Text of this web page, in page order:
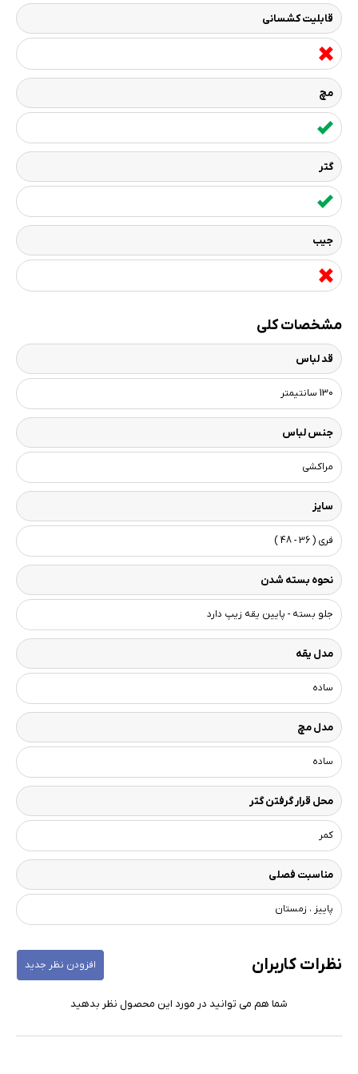
قابلیت کشسانی
مچ
گتر
جیب
مشخصات کلی
قد لباس
130 سانتیمتر
جنس لباس
مراکشی
سایز
فری ( 36 - 48 )
نحوه بسته شدن
جلو بسته - پایین یقه زیپ دارد
مدل یقه
ساده
مدل مچ
ساده
محل قرار گرفتن گتر
کمر
مناسبت فصلی
پاییز ، زمستان
نظرات کاربران افزودن نظر جدید
شما هم می توانید در مورد این محصول نظر بدهید